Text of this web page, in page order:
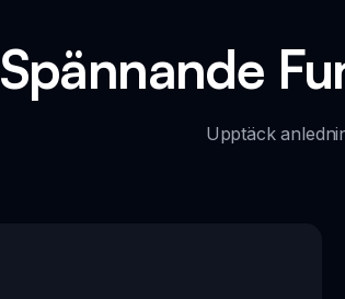
Spännande
Upptäck